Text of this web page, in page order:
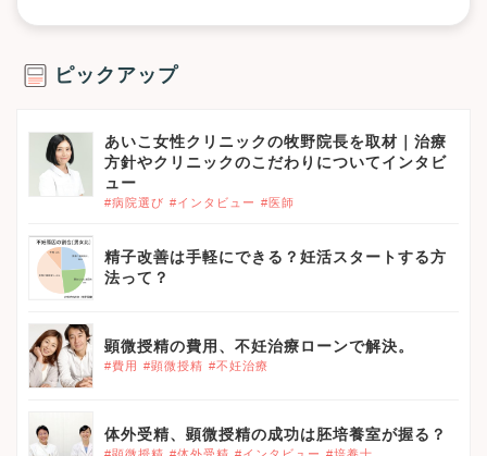
ピックアップ
あいこ女性クリニックの牧野院長を取材｜治療
方針やクリニックのこだわりについてインタビ
ュー
#病院選び #インタビュー #医師
精子改善は手軽にできる？妊活スタートする方
法って？
顕微授精の費用、不妊治療ローンで解決。
#費用 #顕微授精 #不妊治療
体外受精、顕微授精の成功は胚培養室が握る？